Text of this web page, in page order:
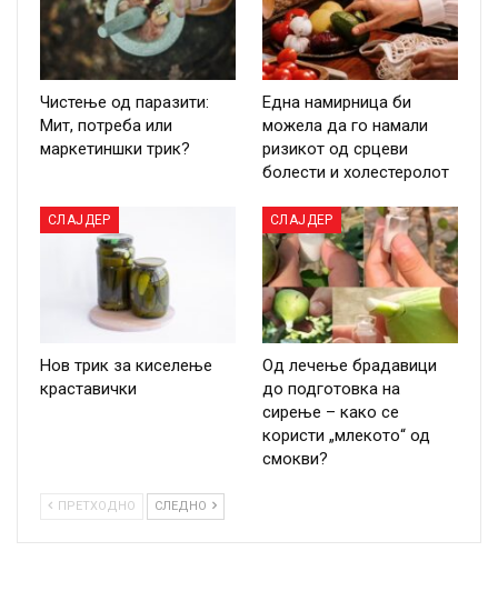
Чистење од паразити:
Мит, потреба или
маркетиншки трик?
Една намирница би
можела да го намали
ризикот од срцеви
болести и холестеролот
СЛАЈДЕР
Нов трик за киселење
краставички
СЛАЈДЕР
Од лечење брадавици
до подготовка на
сирење – како се
користи „млекото“ од
смокви?
ПРЕТХОДНО СЛЕДНО